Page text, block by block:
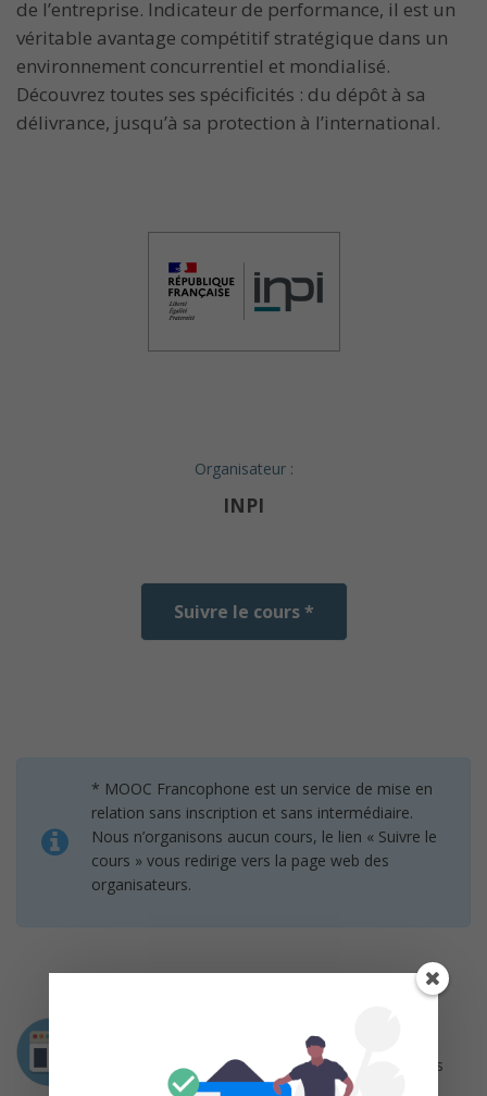
de l’entreprise. Indicateur de performance, il est un
véritable avantage compétitif stratégique dans un
environnement concurrentiel et mondialisé.
Découvrez toutes ses spécificités : du dépôt à sa
délivrance, jusqu’à sa protection à l’international.
Organisateur :
INPI
Suivre le cours *
* MOOC Francophone est un service de mise en
relation sans inscription et sans intermédiaire.
Nous n’organisons aucun cours, le lien « Suivre le
cours » vous redirige vers la page web des
organisateurs.
Julie Zerbib, Responsable du pôle actions
partenariales – INPI